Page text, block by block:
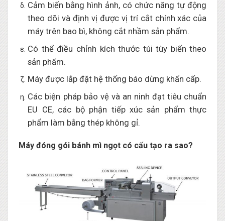
Cảm biến bằng hình ảnh, có chức năng tự động
theo dõi và định vị được vị trí cắt chính xác của
máy trên bao bì, không cắt nhầm sản phẩm.
Có thể điều chỉnh kích thước túi tùy biến theo
sản phẩm.
Máy được lắp đặt hệ thống báo dừng khẩn cấp.
Các biện pháp bảo vệ và an ninh đạt tiêu chuẩn
EU CE, các bộ phận tiếp xúc sản phẩm thực
phẩm làm bằng thép không gỉ.
Máy đóng gói bánh mì ngọt có cấu tạo ra sao?